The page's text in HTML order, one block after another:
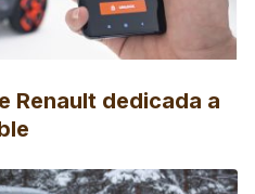
Renault dedicada a